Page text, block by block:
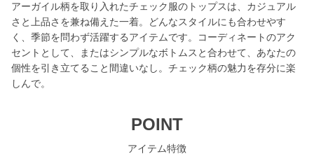
アーガイル柄を取り入れたチェック服のトップスは、カジュアル
さと上品さを兼ね備えた一着。どんなスタイルにも合わせやす
く、季節を問わず活躍するアイテムです。コーディネートのアク
セントとして、またはシンプルなボトムスと合わせて、あなたの
個性を引き立てること間違いなし。チェック柄の魅力を存分に楽
しんで。
POINT
アイテム特徴